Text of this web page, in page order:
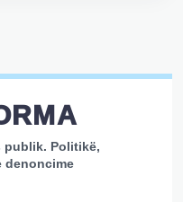
publik. Politikë,
denoncime